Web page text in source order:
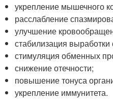
укрепление мышечного
расслабление
улучшение
стабилизация
стимуляция обменных
снижение отечности;
повышение тонуса
укрепление иммунитета.